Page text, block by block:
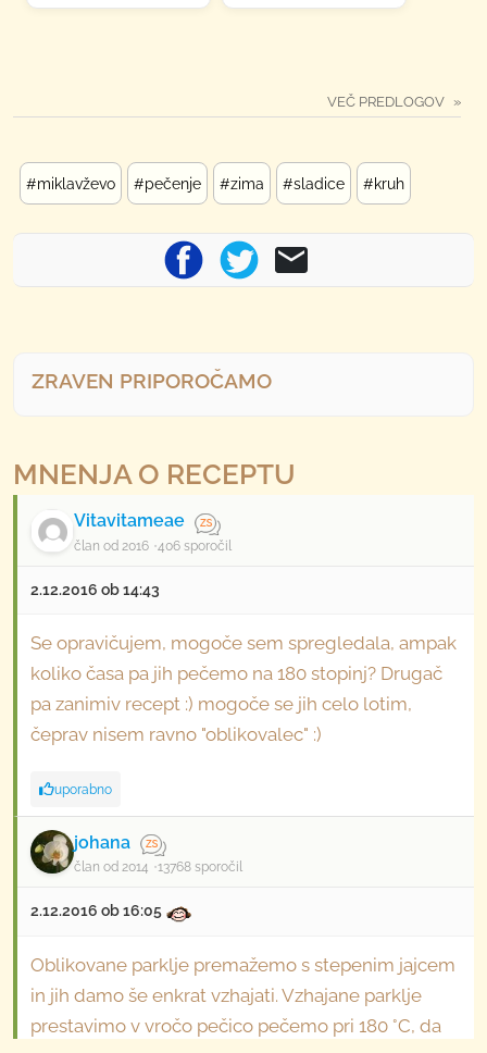
VEČ PREDLOGOV
#miklavževo #pečenje #zima #sladice #kruh
ZRAVEN PRIPOROČAMO
MNENJA O RECEPTU
Vitavitameae
član od 2016 406 sporočil
2.12.2016 ob 14:43
Se opravičujem, mogoče sem spregledala, ampak
koliko časa pa jih pečemo na 180 stopinj? Drugač
pa zanimiv recept :) mogoče se jih celo lotim,
čeprav nisem ravno "oblikovalec" :)
uporabno
johana
član od 2014 13768 sporočil
2.12.2016 ob 16:05
Oblikovane parklje premažemo s stepenim jajcem
in jih damo še enkrat vzhajati. Vzhajane parklje
prestavimo v vročo pečico pečemo pri 180 °C, da